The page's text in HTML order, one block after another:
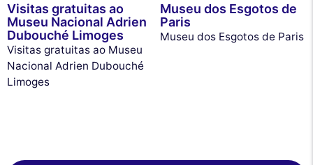
Visitas gratuitas ao
Museu Nacional Adrien
Dubouché Limoges
Visitas gratuitas ao Museu
Nacional Adrien Dubouché
Limoges
Museu dos Esgotos de
Paris
Museu dos Esgotos de Paris